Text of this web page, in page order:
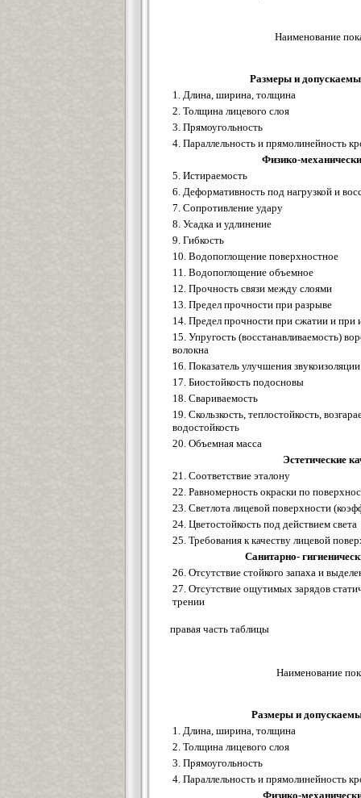
Наименование
Размеры и
1. Длина, ширина, толщина
2. Толщина лицевого слоя
3. Прямоугольность
4. Параллельность и прямолинейность
Физико-
5. Истираемость
6. Деформативность под нагрузкой и
7. Сопротивление удару
8. Усадка и удлинение
9. Гибкость
10. Водопоглощение поверхностное
11. Водопоглощение объемное
12. Прочность связи между слоями
13. Предел прочности при разрыве
14. Предел прочности при сжатии и при
15. Упругость (восстанавливаемость)
волокна
16. Показатель улучшения
17. Биостойкость подосновы
18. Свариваемость
19. Скользкость, теплостойкость,
водостойкость
20. Объемная масса
Эстетические
21. Соответствие эталону
22. Равномерность окраски по
23. Светлота лицевой поверхности
24. Цветостойкость под действием света
25. Требования к качеству лицевой
Санитарно-
26. Отсутствие стойкого запаха и
27. Отсутствие ощутимых зарядов
трении
правая часть таблицы
Наименование
Размеры и
1. Длина, ширина, толщина
2. Толщина лицевого слоя
3. Прямоугольность
4. Параллельность и прямолинейность
Физико-